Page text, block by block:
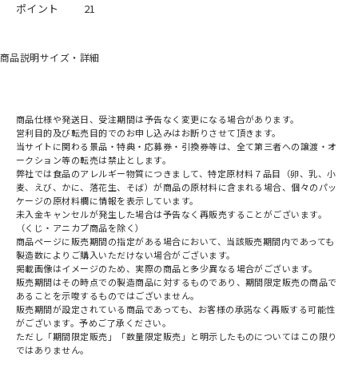
ポイント
21
商品説明サイズ・詳細
商品仕様や発送日、受注期間は予告なく変更になる場合があります。
営利目的及び転売目的でのお申し込みはお断りさせて頂きます。
当サイトに関わる景品・特典・応募券・引換券等は、全て第三者への譲渡・オ
ークション等の転売は禁止とします。
弊社では食品のアレルギー物質につきまして、特定原材料７品目（卵、乳、小
麦、えび、かに、落花生、そば）が商品の原材料に含まれる場合、個々のパッ
ケージの原材料欄に情報を表示しています。
未入金キャンセルが発生した場合は予告なく再販売することがございます。
（くじ・アニカプ商品を除く）
商品ページに販売期間の指定がある場合において、当該販売期間内であっても
製造数によりご購入いただけない場合がございます。
掲載画像はイメージのため、実際の商品と多少異なる場合がございます。
販売期間はその時点での製造商品に対するものであり、期間限定販売の商品で
あることを示唆するものではございません。
販売期間が設定されている商品であっても、お客様の承諾なく再販する可能性
がございます。予めご了承ください。
ただし「期間限定販売」「数量限定販売」と明示したものについてはこの限り
ではありません。